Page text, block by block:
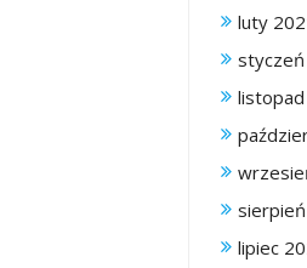
luty
styczeń
lipiec